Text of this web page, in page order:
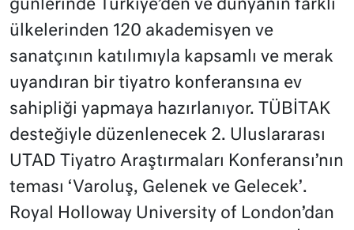
günlerinde Türkiye’den ve dünyanın farklı
ülkelerinden 120 akademisyen ve
sanatçının katılımıyla kapsamlı ve merak
uyandıran bir tiyatro konferansına ev
sahipliği yapmaya hazırlanıyor. TÜBİTAK
desteğiyle düzenlenecek 2. Uluslararası
UTAD Tiyatro Araştırmaları Konferansı’nın
teması ‘Varoluş, Gelenek ve Gelecek’.
Royal Holloway University of London’dan